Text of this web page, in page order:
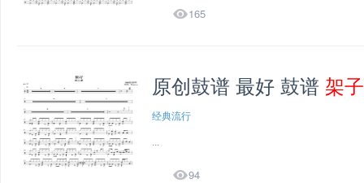
165
原创鼓谱 最好 鼓谱 架子
经典流行
94